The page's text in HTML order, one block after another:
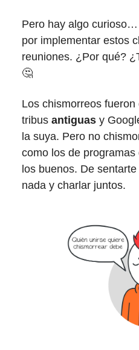
Pero hay algo
por implementar estos
reuniones. ¿Por qué?
🤔
Los chismorreos
tribus antiguas y
la suya. Pero no
como los de
los buenos. De
nada y charlar juntos.